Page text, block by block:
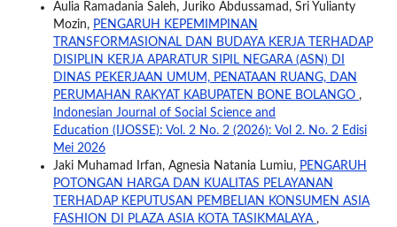
Aulia Ramadania Saleh, Juriko Abdussamad, Sri Yulianty
Mozin, PENGARUH KEPEMIMPINAN
TRANSFORMASIONAL DAN BUDAYA KERJA TERHADAP
DISIPLIN KERJA APARATUR SIPIL NEGARA (ASN) DI
DINAS PEKERJAAN UMUM, PENATAAN RUANG, DAN
PERUMAHAN RAKYAT KABUPATEN BONE BOLANGO ,
Indonesian Journal of Social Science and
Education (IJOSSE): Vol. 2 No. 2 (2026): Vol 2. No. 2 Edisi
Mei 2026
Jaki Muhamad Irfan, Agnesia Natania Lumiu, PENGARUH
POTONGAN HARGA DAN KUALITAS PELAYANAN
TERHADAP KEPUTUSAN PEMBELIAN KONSUMEN ASIA
FASHION DI PLAZA ASIA KOTA TASIKMALAYA ,